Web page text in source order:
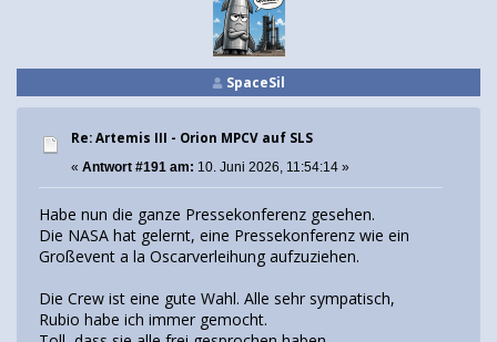
SpaceSil
Re: Artemis III - Orion MPCV auf SLS
« Antwort #191 am: 10. Juni 2026, 11:54:14 »
Habe nun die ganze Pressekonferenz gesehen.
Die NASA hat gelernt, eine Pressekonferenz wie ein
Großevent a la Oscarverleihung aufzuziehen.
Die Crew ist eine gute Wahl. Alle sehr sympatisch,
Rubio habe ich immer gemocht.